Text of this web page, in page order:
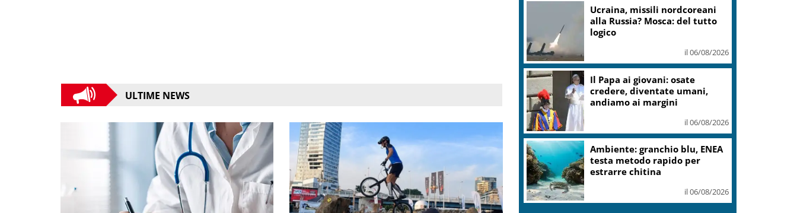
ULTIME NEWS
Ucraina, missili nordcoreani
alla Russia? Mosca: del tutto
logico
il 06/08/2026
Il Papa ai giovani: osate
credere, diventate umani,
andiamo ai margini
il 06/08/2026
Ambiente: granchio blu, ENEA
testa metodo rapido per
estrarre chitina
il 06/08/2026